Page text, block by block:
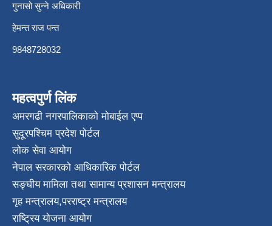
गुनासो सुन्ने अधिकारी
हेमन्त राज पन्त
9848728032
महत्वपुर्ण लिंक
अमरगढी नगरपालिकाको मोबाईल एप्प
सुदूरपश्चिम प्रदेश पोर्टल
लोक सेवा आयोग
नेपाल सरकारको आधिकारिक पोर्टल
सङ्घीय मामिला तथा सामान्य प्रशासन मन्त्रालय
गृह मन्त्रालय,परराष्ट्र मन्त्रालय
राष्ट्रिय योजना आयोग